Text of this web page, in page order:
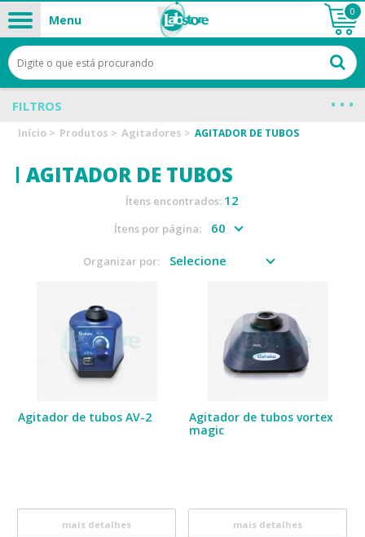
Menu
0
Início > Produtos > Agitadores > AGITADOR DE TUBOS
FILTROS
AGITADOR DE TUBOS
Ítens encontrados: 12
Ítens por página:
Organizar por:
Agitador de tubos AV-2
mais detalhes
Agitador de tubos vortex
magic
mais detalhes